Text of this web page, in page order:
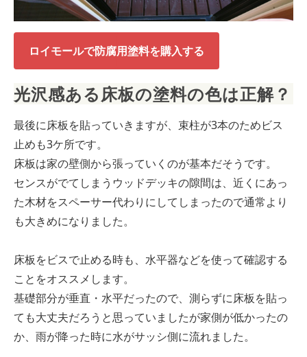
ロイモールで防腐用塗料を購入する
光沢感ある床板の塗料の色は正解？
最後に床板を貼っていきますが、束柱が3本のためビス
止めも3ケ所です。
床板は家の壁側から張っていくのが基本だそうです。
センスがでてしまうウッドデッキの隙間は、近くにあっ
た木材をスペーサー代わりにしてしまったので通常より
も大きめになりました。
床板をビスで止める時も、水平器などを使って確認する
ことをオススメします。
基礎部分が垂直・水平だったので、測らずに床板を貼っ
ても大丈夫だろうと思っていましたが家側が低かったの
か、雨が降った時に水がサッシ側に流れました。